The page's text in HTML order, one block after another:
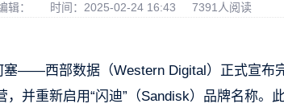
辑： 时间：2025-02-24 16:43 7391人阅读
塞——西部数据（Western Digital）正式宣布
并重新启用“闪迪”（Sandisk）品牌名称。